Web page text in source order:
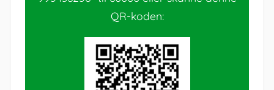
QR-koden: